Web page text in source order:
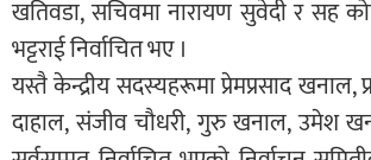
खतिवडा, सचिवमा नारायण सुवेदी र सह
भट्टराई निर्वाचित भए ।
यस्तै केन्द्रीय सदस्यहरूमा प्रेमप्रसाद खनाल,
दाहाल, संजीव चौधरी, गुरु खनाल, उमेश